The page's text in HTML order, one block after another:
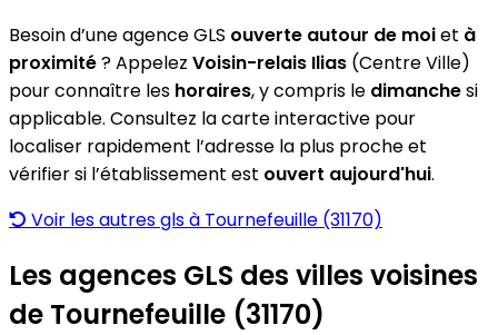
Besoin d’une agence GLS ouverte autour de moiet à
proximité? Appelez Voisin-relais Ilias (Centre Ville)
pour connaître les horaires, y compris le dimanchesi
applicable. Consultez la carte interactive pour
localiser rapidement l’adresse la plus proche et
vérifier si l’établissement est ouvert aujourd'hui.
Voir les autres gls à Tournefeuille (31170)
Les agences GLS des villes voisines
de Tournefeuille (31170)